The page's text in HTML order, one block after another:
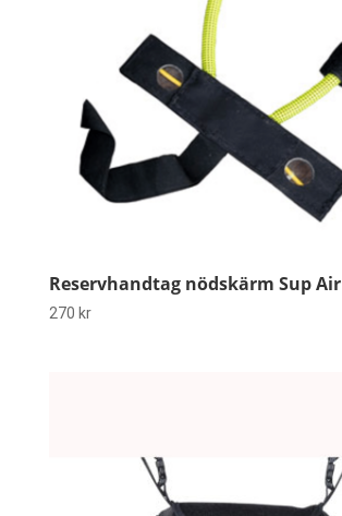
Reservhandtag nödskärm Sup Air
270 kr